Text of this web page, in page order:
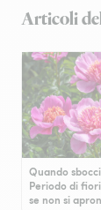
Articoli
Quando
Periodo di
se non si